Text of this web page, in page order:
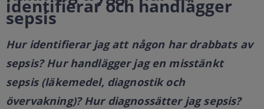
identifierar och handlägger
sepsis
Hur identifierar jag att någon har drabbats av
sepsis? Hur handlägger jag en misstänkt
sepsis (läkemedel, diagnostik och
övervakning)? Hur diagnossätter jag sepsis?